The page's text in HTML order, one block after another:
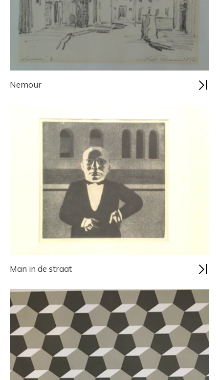
Nemour
Man in de straat